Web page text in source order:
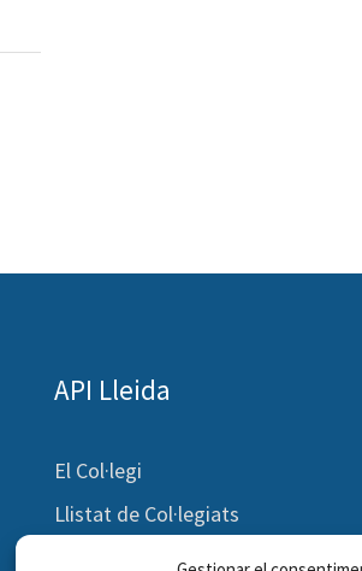
API Lleida
El Col·legi
Llistat de Col·legiats